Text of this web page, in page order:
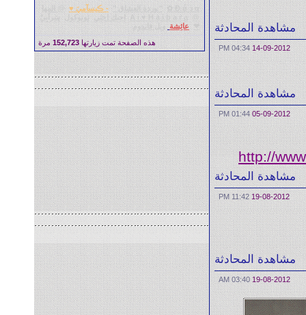
مشاهدة المحادثة
14-09-2012
04:34 PM
مشاهدة المحادثة
05-09-2012
01:44 PM
http://
مشاهدة المحادثة
19-08-2012
11:42 PM
مشاهدة المحادثة
19-08-2012
03:40 AM
Đ ǿ з α ✿
" وردة العشاق " - ڪيسآميَ ♥
@ المها
@
A i ♥ H a i b a r a احبك اختي توتوكول سَرآبِيْ
❤
عائِشة ويل فاندوم
هذه الصفحة تمت زيارتها152,723مرة